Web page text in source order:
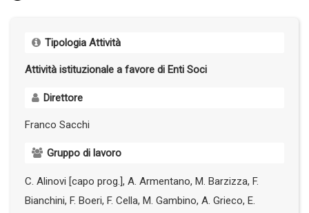
Tipologia Attività
Attività istituzionale a favore di Enti Soci
Direttore
Franco Sacchi
Gruppo di lavoro
C. Alinovi [capo prog.], A. Armentano, M. Barzizza, F.
Bianchini, F. Boeri, F. Cella, M. Gambino, A. Grieco, E.